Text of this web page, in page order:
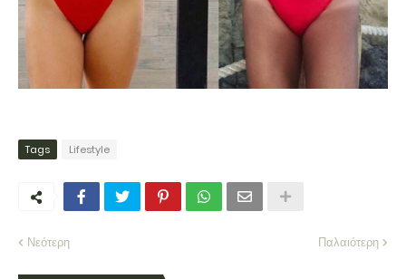
Tags Lifestyle
Νεότερη Παλαιότερη